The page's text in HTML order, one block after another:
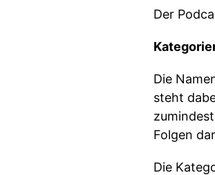
Der
Die
steht
Folgen
Die